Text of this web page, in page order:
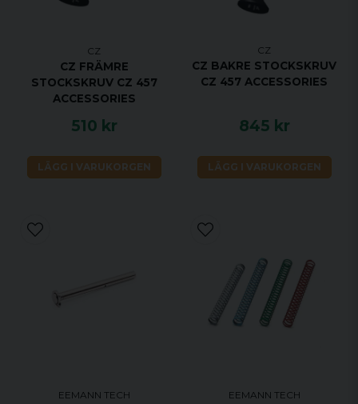
CZ
CZ FRÄMRE
STOCKSKRUV CZ 457
ACCESSORIES
510 kr
LÄGG I VARUKORGEN
CZ
CZ BAKRE STOCKSKRUV
CZ 457 ACCESSORIES
845 kr
LÄGG I VARUKORGEN
EEMANN TECH EEMANN TECH